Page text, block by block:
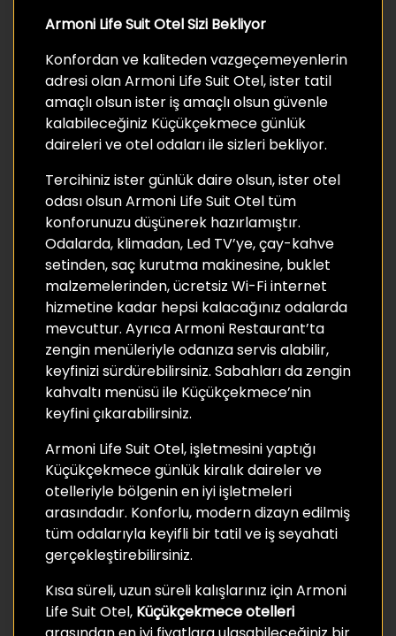
Armoni Life Suit Otel Sizi Bekliyor
Konfordan ve kaliteden vazgeçemeyenlerin
adresi olan Armoni Life Suit Otel, ister tatil
amaçlı olsun ister iş amaçlı olsun güvenle
kalabileceğiniz Küçükçekmece günlük
daireleri ve otel odaları ile sizleri bekliyor.
Tercihiniz ister günlük daire olsun, ister otel
odası olsun Armoni Life Suit Otel tüm
konforunuzu düşünerek hazırlamıştır.
Odalarda, klimadan, Led TV’ye, çay-kahve
setinden, saç kurutma makinesine, buklet
malzemelerinden, ücretsiz Wi-Fi internet
hizmetine kadar hepsi kalacağınız odalarda
mevcuttur. Ayrıca Armoni Restaurant’ta
zengin menüleriyle odanıza servis alabilir,
keyfinizi sürdürebilirsiniz. Sabahları da zengin
kahvaltı menüsü ile Küçükçekmece’nin
keyfini çıkarabilirsiniz.
Armoni Life Suit Otel, işletmesini yaptığı
Küçükçekmece günlük kiralık daireler ve
otelleriyle bölgenin en iyi işletmeleri
arasındadır. Konforlu, modern dizayn edilmiş
tüm odalarıyla keyifli bir tatil ve iş seyahati
gerçekleştirebilirsiniz.
Kısa süreli, uzun süreli kalışlarınız için Armoni
Life Suit Otel, Küçükçekmece otelleri